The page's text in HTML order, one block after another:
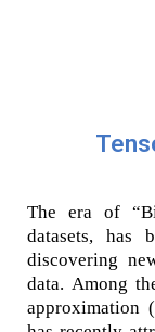
The era of
datasets, has
discovering
data. Among
approximation